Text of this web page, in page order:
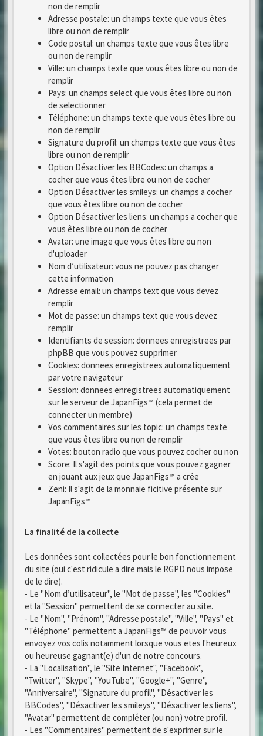
non de remplir
Adresse postale: un champs texte que vous êtes
libre ou non de remplir
Code postal: un champs texte que vous êtes libre
ou non de remplir
Ville: un champs texte que vous êtes libre ou non de
remplir
Pays: un champs select que vous êtes libre ou non
de selectionner
Téléphone: un champs texte que vous êtes libre ou
non de remplir
Signature du profil: un champs texte que vous êtes
libre ou non de remplir
Option Désactiver les BBCodes: un champs a
cocher que vous êtes libre ou non de cocher
Option Désactiver les smileys: un champs a cocher
que vous êtes libre ou non de cocher
Option Désactiver les liens: un champs a cocher que
vous êtes libre ou non de cocher
Avatar: une image que vous êtes libre ou non
d'uploader
Nom d’utilisateur: vous ne pouvez pas changer
cette information
Adresse email: un champs text que vous devez
remplir
Mot de passe: un champs text que vous devez
remplir
Identifiants de session: donnees enregistrees par
phpBB que vous pouvez supprimer
Cookies: donnees enregistrees automatiquement
par votre navigateur
Session: donnees enregistrees automatiquement
sur le serveur de JapanFigs™ (cela permet de
connecter un membre)
Vos commentaires sur les topic: un champs texte
que vous êtes libre ou non de remplir
Votes: bouton radio que vous pouvez cocher ou non
Score: Il s'agit des points que vous pouvez gagner
en jouant aux jeux que JapanFigs™ a crée
Zeni: Il s'agit de la monnaie ficitive présente sur
JapanFigs™
La finalité de la collecte
Les données sont collectées pour le bon fonctionnement
du site (oui c'est ridicule a dire mais le RGPD nous impose
de le dire).
- Le "Nom d’utilisateur", le "Mot de passe", les "Cookies"
et la "Session" permettent de se connecter au site.
- Le "Nom", "Prénom", "Adresse postale", "Ville", "Pays" et
"Téléphone" permettent a JapanFigs™ de pouvoir vous
envoyez vos colis notamment lorsque vous etes l'heureux
ou heureuse gagnant(e) d'un de notre concours.
- La "Localisation", le "Site Internet", "Facebook",
"Twitter", "Skype", "YouTube", "Google+", "Genre",
"Anniversaire", "Signature du profil", "Désactiver les
BBCodes", "Désactiver les smileys", "Désactiver les liens",
"Avatar" permettent de compléter (ou non) votre profil.
- Les "Commentaires" permettent de s'exprimer sur le